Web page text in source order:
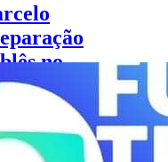
no